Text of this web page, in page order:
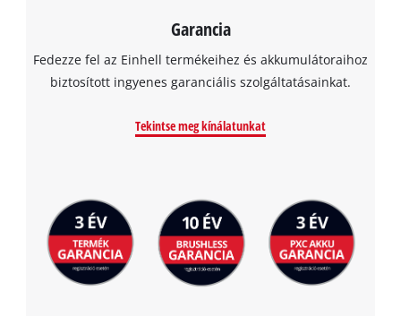
Garancia
Fedezze fel az Einhell termékeihez és akkumulátoraihoz
biztosított ingyenes garanciális szolgáltatásainkat.
Tekintse meg kínálatunkat